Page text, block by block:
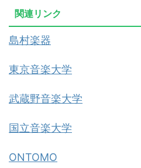
関連リンク
島村楽器
東京音楽大学
武蔵野音楽大学
国立音楽大学
ONTOMO